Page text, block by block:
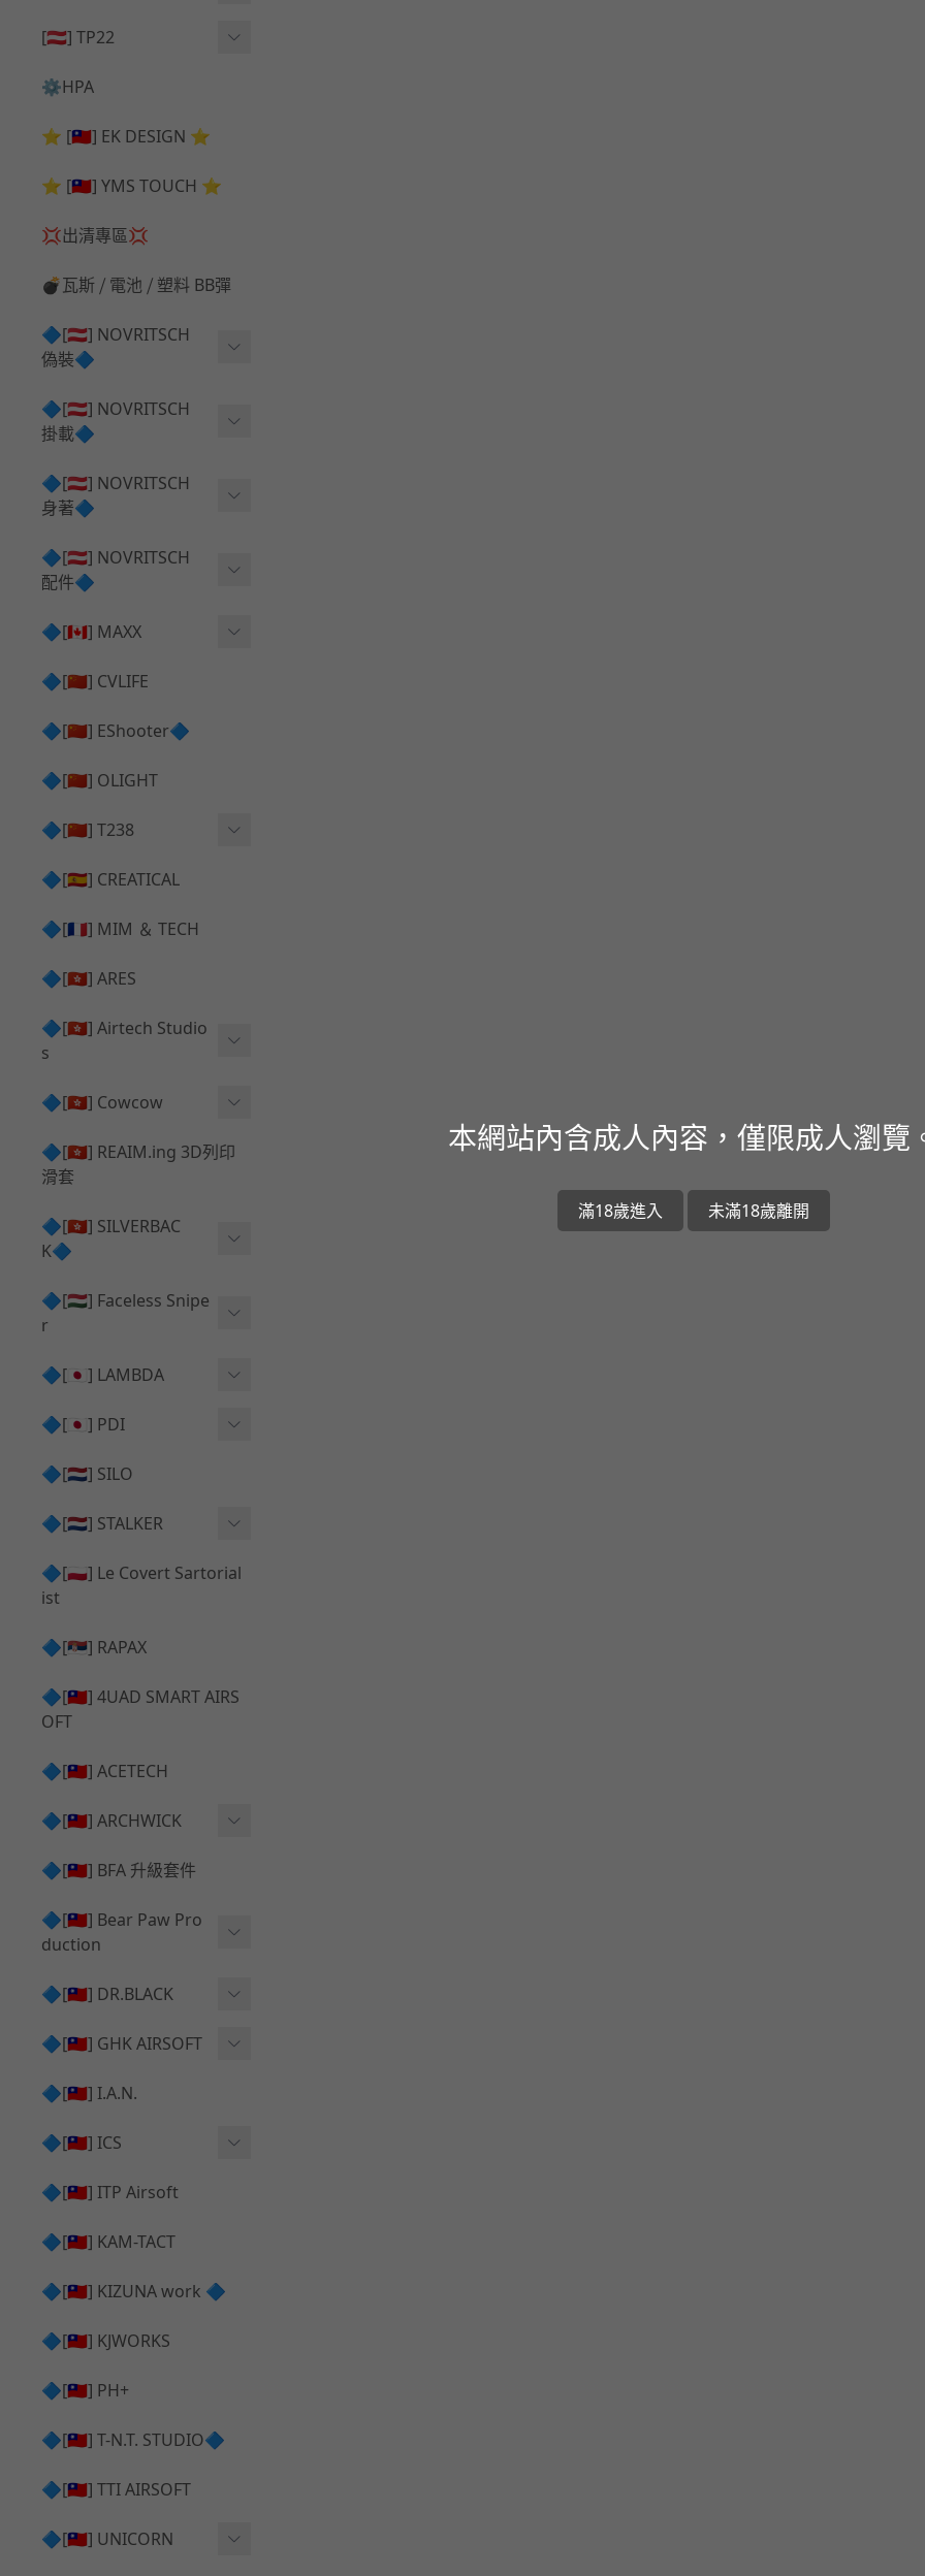
🔄 原廠 ⧸ 零件
🆙 升級 ⧸ 部件
[🇦🇹] TP22
🔄 原廠 ⧸ 零件
🆙 升級 ⧸ 部件
⚙️HPA
⭐ [🇹🇼] EK DESIGN ⭐
⭐ [🇹🇼] YMS TOUCH ⭐
💢出清專區💢
💣瓦斯 ⧸ 電池 ⧸ 塑料 BB彈
🔷[🇦🇹] NOVRITSCH
偽裝🔷
上衣夾克 ⧸ Jacket
兜帽 ⧸ Hood
手持 裝備 ⧸ 偽裝
披肩 ⧸ Shoulder Piece
onie
🔷[🇦🇹] NOVRITSCH
掛載🔷
AR ⧸ DMR 彈匣用
SMG ⧸ SSR90 彈匣用
腰包 ⧸ 萬用包
HPA 氣瓶袋 ⧸ 水袋包
手槍 彈匣用
🔷[🇦🇹] NOVRITSCH
身著🔷
闊邊帽 ⧸ Boonie Hat
戰術背心+前掛 ⧸ Plate Car
rier+Flap
tlebelt
護目鏡 ⧸ 除霧器
腰帶 ⧸ 腿掛
🔷[🇦🇹] NOVRITSCH
配件🔷
✅ 快拔槍套 ⧸ 槍背帶
✅ 槍架 ⧸ 訓練靶具 ⧸ 工具
🔷[🇨🇦] MAXX
AEG 活塞頭 ⧸ AEG Piston
HOP座 ⧸ HOP-UP
競速扳機 ⧸ Speed Trigger
彈匣釋放鈕 ⧸ Mag Releas
推嘴 ⧸ Nozzle
🔷[🇨🇳] CVLIFE
🔷[🇨🇳] EShooter🔷
🔷[🇨🇳] OLIGHT
🔷[🇨🇳] T238
電子扳機
發光器
🔷[🇪🇸] CREATICAL
🔷[🇫🇷] MIM ＆ TECH
🔷[🇭🇰] ARES
🔷[🇭🇰] Airtech Studio
s
VFC
G＆G
Krytac
KWA
Tokyo Marui
PROWIN
MAXX
SILVERBACK SRS
🔷[🇭🇰] Cowcow
TM Glock 系列
Action Army AAP01 系列
UMAREX VFC 系列
KWA⧸KSC系列
🔷[🇭🇰] REAIM.ing 3D列印
滑套
🔷[🇭🇰] SILVERBAC
K🔷
SRS ⧸ HTI 🟦 主體 ⧸ 彈匣
✅ 碳纖管 ⧸ 彈簧
TAC-41 👁️‍🗨️ 外觀 ⧸ 色彩
MDR-X 🟦 主體 ⧸ 彈匣
✅ 通用 ⧸ 精品
MDR-X 🔄 原廠 ⧸ 零件
TAC-41 🔄 原廠 ⧸ 零件
🔷[🇭🇺] Faceless Snipe
r
Mk23 ⧸ SSX23
SRS ⧸ HTI ⧸ TAC-41
🔷[🇯🇵] LAMBDA
Lambda 05 GBB 精密內管
Lambda 03 AEG 精密內管
Lambda 05 AEG 精密內管
🔷[🇯🇵] PDI
01 精密內管
05 精密內管
08 精密內管
🔷[🇳🇱] SILO
🔷[🇳🇱] STALKER
Action Army AAP01 升級
套件
HOP膠皮 ⧸ 下壓塊
件
[夢神⧸Morpheus] 不鏽鋼
內管
套件
[夢神⧸Morpheus] 碳鋼 內
管
🔷[🇵🇱] Le Covert Sartorial
ist
🔷[🇷🇸] RAPAX
🔷[🇹🇼] 4UAD SMART AIRS
OFT
🔷[🇹🇼] ACETECH
🔷[🇹🇼] ARCHWICK
衝鋒套件 Convertion Kit
MWS 升級組件
B＆T APC9 系列產品
B＆T SPR300系列產品
HOP膠皮
🔷[🇹🇼] BFA 升級套件
🔷[🇹🇼] Bear Paw Pro
duction
T-5000
🔷[🇹🇼] DR.BLACK
Hi-capa 彈匣外觀
維護保養
Hi-capa 上半外觀
Hi-capa 內部升級
🔷[🇹🇼] GHK AIRSOFT
AR ⧸ M4 GBB 原廠零件
AKM V3 主體 ＆ 原廠零件
G5 原廠零件
G17 GEN.3 原廠零件
AR ⧸ M4 GBB 升級套件
🔷[🇹🇼] I.A.N.
🔷[🇹🇼] ICS
Hi-Capa 維修零件
ICS 成槍
🔷[🇹🇼] ITP Airsoft
🔷[🇹🇼] KAM-TACT
🔷[🇹🇼] KIZUNA work 🔷
🔷[🇹🇼] KJWORKS
🔷[🇹🇼] PH+
🔷[🇹🇼] T-N.T. STUDIO🔷
🔷[🇹🇼] TTI AIRSOFT
🔷[🇹🇼] UNICORN
本網站內含成人內容，僅限成人瀏覽
滿18歲進入 未滿18歲離開